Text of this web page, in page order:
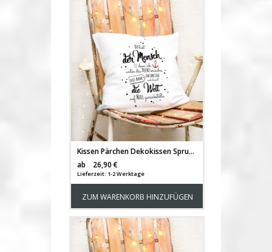
Kissen Pärchen Dekokissen Spruch Du bist..." Motivkissen Zierkissen Spruchkissen inklusive Füllung ks129"
ab
26,90 €
Lieferzeit: 1-2 Werktage
ZUM WARENKORB HINZUFÜGEN